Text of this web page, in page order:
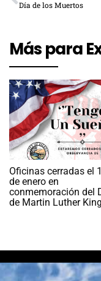
Día de los Muertos
Más para
Oficinas cerradas el
de enero en
conmemoración del
de Martin Luther